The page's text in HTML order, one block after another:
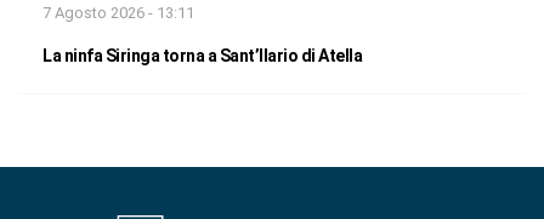
7 Agosto 2026 - 13:11
La ninfa Siringa torna a Sant’Ilario di Atella